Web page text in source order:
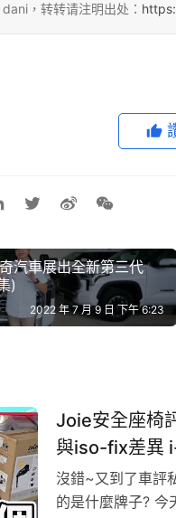
，转转请注明出处：
汽車展出全新第三代
)
2022 年 7 月 9 日 下午 6:23
Joie安全座椅
與iso-fix差異
座 litetrax時
沒錯~又到了車評
的是什麼牌子?